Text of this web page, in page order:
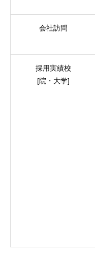
会社訪問
採用実績校
[院・大学]